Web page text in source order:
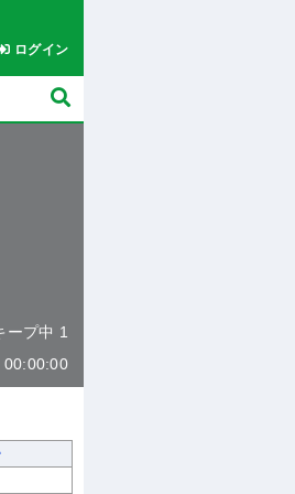
ログイン
ープ中 1
00:00:00